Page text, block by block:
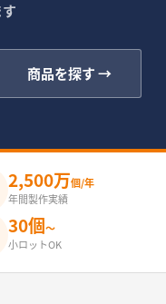
商品を探す →
2,500万個/年
年間製作実績
30個〜
小ロットOK